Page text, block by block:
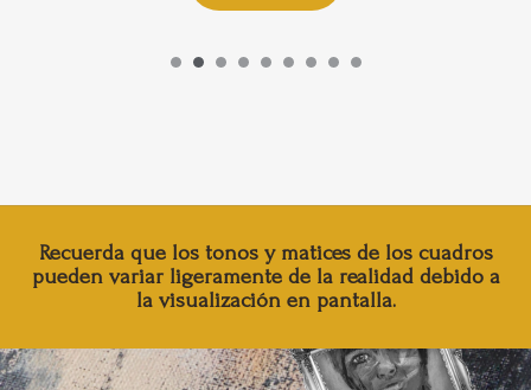
Recuerda que los tonos y matices de los cuadros
pueden variar ligeramente de la realidad debido a
la visualización en pantalla.